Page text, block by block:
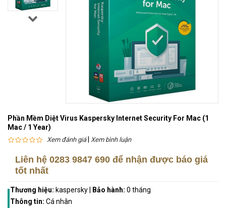
Phần Mềm Diệt Virus Kaspersky Internet Security For Mac (1
Mac / 1 Year)
Xem đánh giá| Xem bình luận
Liên hệ 0283 9847 690 để nhận được báo giá
tốt nhất
Thương hiệu: kaspersky Bảo hành: 0 tháng
Thông tin: Cá nhân